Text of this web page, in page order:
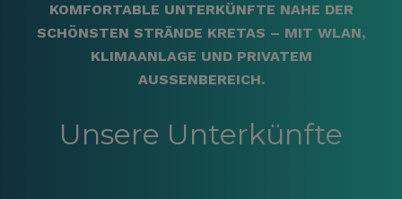
KOMFORTABLE UNTERKÜNFTE NAHE DER
SCHÖNSTEN STRÄNDE KRETAS – MIT WLAN,
KLIMAANLAGE UND PRIVATEM
AUSSENBEREICH.
Unsere Unterkünfte